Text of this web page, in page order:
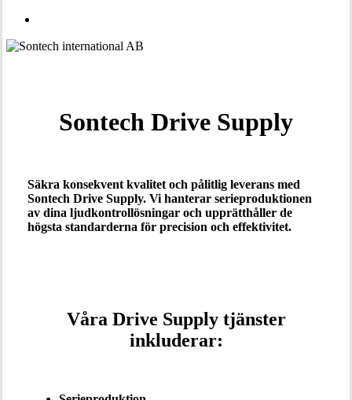
Sontech Drive Supply
Säkra konsekvent kvalitet och pålitlig leverans med
Sontech Drive Supply. Vi hanterar serieproduktionen
av dina ljudkontrollösningar och upprätthåller de
högsta standarderna för precision och effektivitet.
Våra Drive Supply tjänster
inkluderar: